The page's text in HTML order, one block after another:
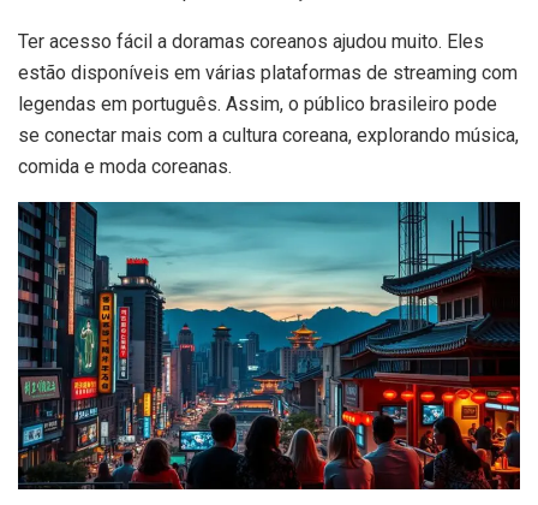
Ter acesso fácil a doramas coreanos ajudou muito. Eles
estão disponíveis em várias plataformas de streaming com
legendas em português. Assim, o público brasileiro pode
se conectar mais com a cultura coreana, explorando música,
comida e moda coreanas.